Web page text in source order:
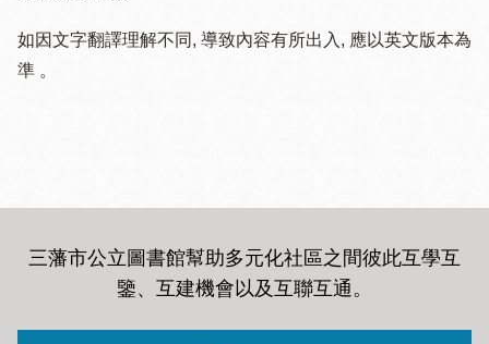
如因文字翻譯理解不同, 導致內容有所出入, 應以英文版本為
準 。
三藩市公立圖書館幫助多元化社區之間彼此互學互
鑒、互建機會以及互聯互通。